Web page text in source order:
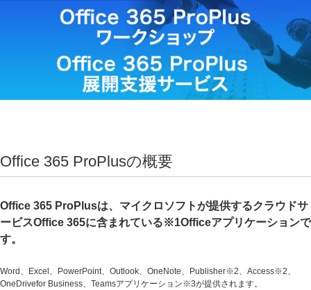
Office 365 ProPlusの概要
Office 365 ProPlusは、マイクロソフトが提供するクラウドサ
ービスOffice 365に含まれている※1Officeアプリケーションで
す。
Word、Excel、PowerPoint、Outlook、OneNote、Publisher※2、Access※2、
OneDrivefor Business、Teamsアプリケーション※3が提供されます。